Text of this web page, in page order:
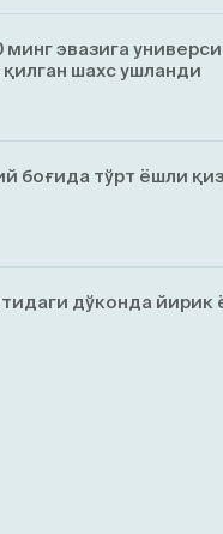
эвазига
шахс ушланди
боғида тўрт ёшли
дўконда йирик